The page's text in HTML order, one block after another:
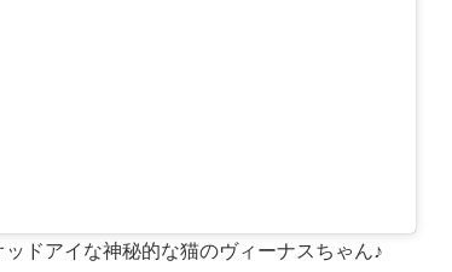
ドアイな神秘的な猫のヴィーナスちゃん♪